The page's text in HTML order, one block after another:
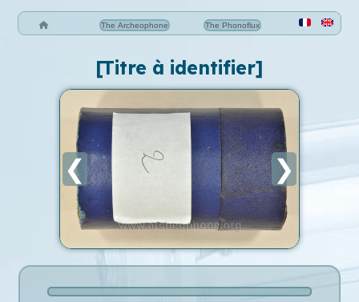
The Archeophone The Phonoflux
[Titre à identifier]
❮ ❯